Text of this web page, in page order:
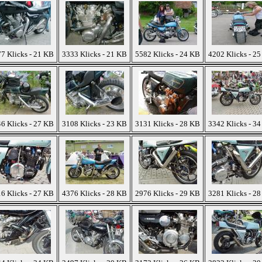
Klicks - 21 KB 3333 Klicks - 21 KB 5582 Klicks - 24 KB 4202 Klicks -
Klicks - 27 KB 3108 Klicks - 23 KB 3131 Klicks - 28 KB 3342 Klicks -
Klicks - 27 KB 4376 Klicks - 28 KB 2976 Klicks - 29 KB 3281 Klicks -